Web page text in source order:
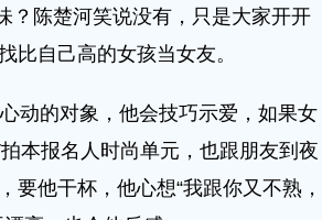
？陈楚河笑说没有，只是大家开开
比自己高的女孩当女友。
动的对象，他会技巧示爱，如果女
本报名人时尚单元，也跟朋友到夜
要他干杯，他心想“我跟你又不熟，